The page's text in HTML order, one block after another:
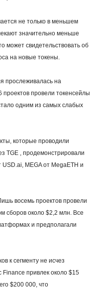
не только в меньшем
значительно меньше
может свидетельствовать об
на новые токены.
прослеживалась на
провели токенсейлы
одним из самых слабых
которые проводили
TGE , продемонстрировали
MEGA от MegaETH и
восемь проектов провели
сборов около $2,2 млн. Все
и предполагали
к сегменту не исчез
Finance привлек около $15
$200 000, что